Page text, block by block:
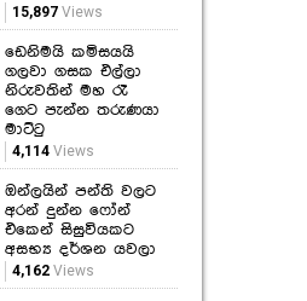
15,897Views
ඩෙනිමයි කමිසයයි
ගලවා ගසක එල්ලා
නිරුවතින් මහ රෑ
ගෙට පැන්න තරුණයා
මාට්ටු
4,114Views
ඔන්ලයින් පන්ති වලට
අරන් දුන්න ෆෝන්
එකෙන් සිසුවියකට
අසභ්‍ය දර්ශන යවලා
4,162Views